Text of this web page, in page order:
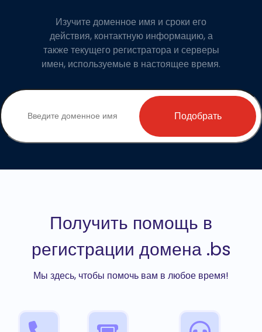
Изучите доменное имя и сроки его
действия, контактную информацию, а
также текущего регистратора и серверы
имен, используемые в настоящее время.
Подобрать
Получить помощь в
регистрации домена .bs
Мы здесь, чтобы помочь вам в любое время!